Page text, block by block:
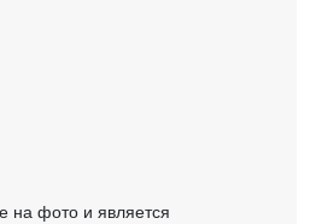
на фото и является